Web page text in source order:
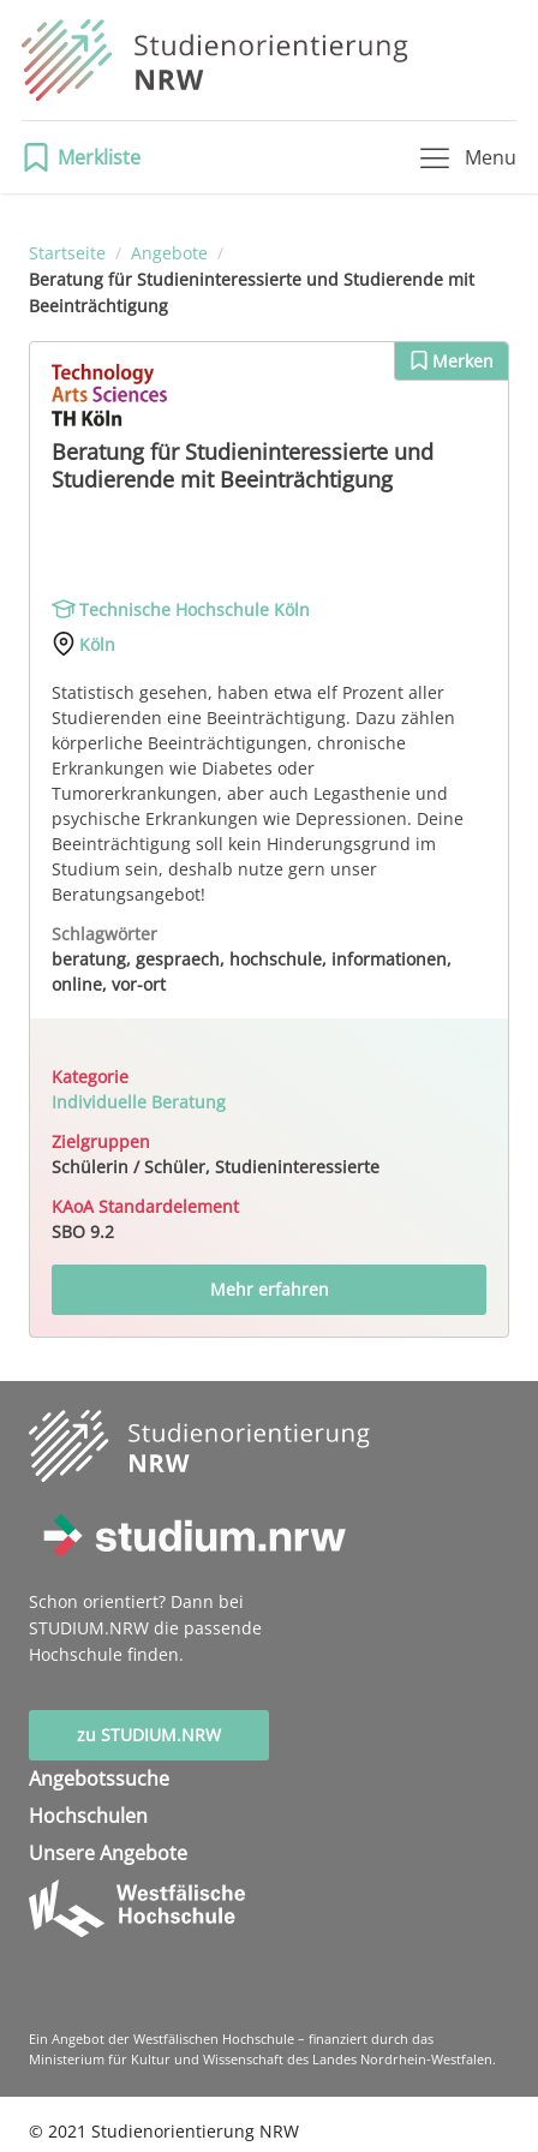
Merkliste Menu
Startseite / Angebote /
Beratung für Studieninteressierte und Studierende mit
Beeinträchtigung
Merken
Beratung für Studieninteressierte und
Studierende mit Beeinträchtigung
Technische Hochschule Köln
Köln
Statistisch gesehen, haben etwa elf Prozent aller
Studierenden eine Beeinträchtigung. Dazu zählen
körperliche Beeinträchtigungen, chronische
Erkrankungen wie Diabetes oder
Tumorerkrankungen, aber auch Legasthenie und
psychische Erkrankungen wie Depressionen. Deine
Beeinträchtigung soll kein Hinderungsgrund im
Studium sein, deshalb nutze gern unser
Beratungsangebot!
Schlagwörter
beratung, gespraech, hochschule, informationen,
online, vor-ort
Kategorie
Individuelle Beratung
Zielgruppen
Schülerin / Schüler, Studieninteressierte
KAoA Standardelement
SBO 9.2
Mehr erfahren
Schon orientiert? Dann bei
STUDIUM.NRW die passende
Hochschule finden.
zu STUDIUM.NRW
Angebotssuche
Hochschulen
Unsere Angebote
Ein Angebot der Westfälischen Hochschule – finanziert durch das
Ministerium für Kultur und Wissenschaft des Landes Nordrhein-Westfalen.
© 2021 Studienorientierung NRW